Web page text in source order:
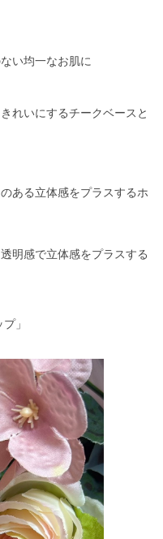
い均一なお肌に
れいにするチークベースと
ある立体感をプラスするホ
明感で立体感をプラスする
」